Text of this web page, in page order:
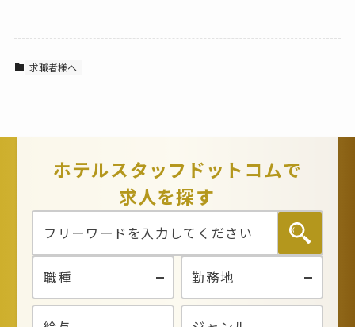
求職者様へ
ホテルスタッフドットコムで
求人を探す